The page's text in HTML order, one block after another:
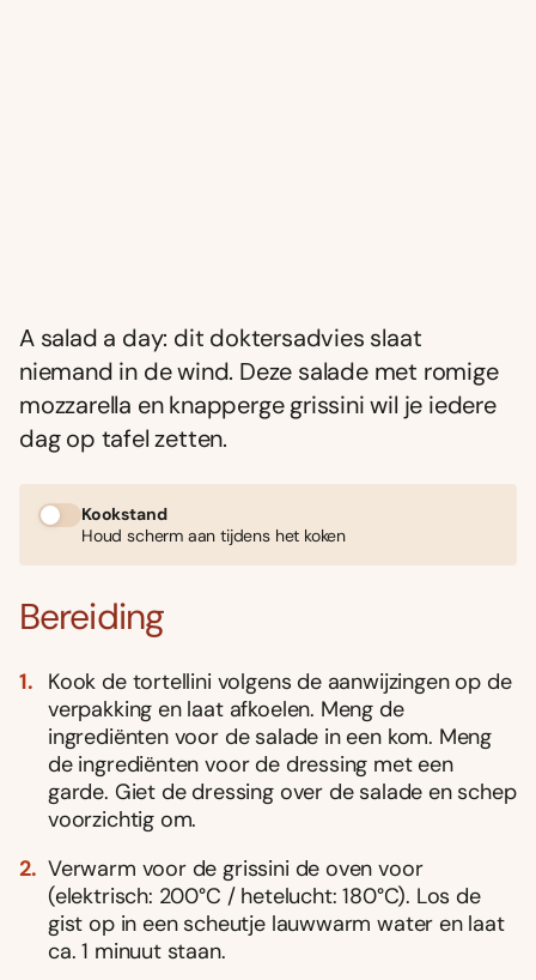
A salad a day: dit doktersadvies slaat
niemand in de wind. Deze salade met romige
mozzarella en knapperge grissini wil je iedere
dag op tafel zetten.
Kookstand
Houd scherm aan tijdens het koken
Bereiding
Kook de tortellini volgens de aanwijzingen op de
verpakking en laat afkoelen. Meng de
ingrediënten voor de salade in een kom. Meng
de ingrediënten voor de dressing met een
garde. Giet de dressing over de salade en schep
voorzichtig om.
Verwarm voor de grissini de oven voor
(elektrisch: 200°C / hetelucht: 180°C). Los de
gist op in een scheutje lauwwarm water en laat
ca. 1 minuut staan.